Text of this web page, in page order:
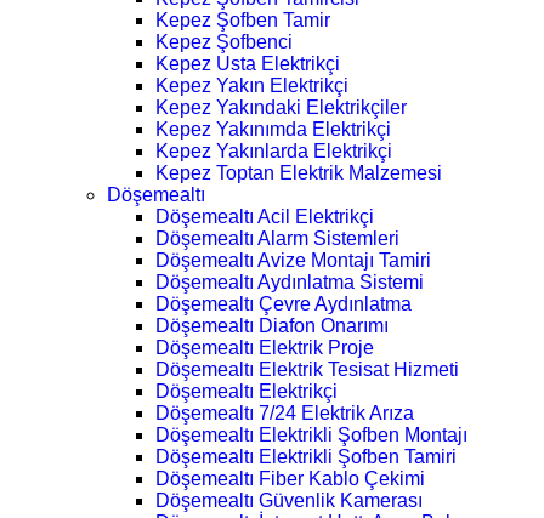
Kepez Şofben Tamir
Kepez Şofbenci
Kepez Usta Elektrikçi
Kepez Yakın Elektrikçi
Kepez Yakındaki Elektrikçiler
Kepez Yakınımda Elektrikçi
Kepez Yakınlarda Elektrikçi
Kepez Toptan Elektrik Malzemesi
Döşemealtı
Döşemealtı Acil Elektrikçi
Döşemealtı Alarm Sistemleri
Döşemealtı Avize Montajı Tamiri
Döşemealtı Aydınlatma Sistemi
Döşemealtı Çevre Aydınlatma
Döşemealtı Diafon Onarımı
Döşemealtı Elektrik Proje
Döşemealtı Elektrik Tesisat Hizmeti
Döşemealtı Elektrikçi
Döşemealtı 7/24 Elektrik Arıza
Döşemealtı Elektrikli Şofben Montajı
Döşemealtı Elektrikli Şofben Tamiri
Döşemealtı Fiber Kablo Çekimi
Döşemealtı Güvenlik Kamerası